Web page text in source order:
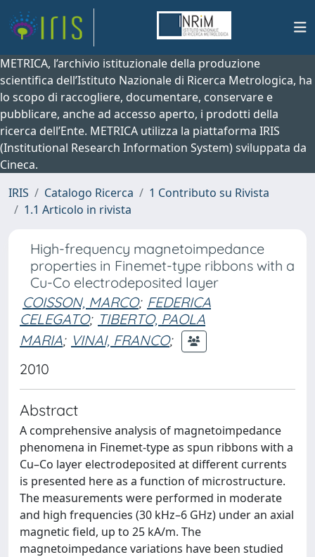
METRICA, l’archivio istituzionale della produzione
scientifica dell’Istituto Nazionale di Ricerca Metrologica, ha
lo scopo di raccogliere, documentare, conservare e
pubblicare, anche ad accesso aperto, i prodotti della
ricerca dell’Ente. METRICA utilizza la piattaforma IRIS
(Institutional Research Information System) sviluppata da
Cineca.
IRIS
Catalogo Ricerca
1 Contributo su Rivista
1.1 Articolo in rivista
High-frequency magnetoimpedance
properties in Finemet-type ribbons with a
Cu-Co electrodeposited layer
COISSON, MARCO; FEDERICA
CELEGATO; TIBERTO, PAOLA
MARIA; VINAI, FRANCO;
2010
Abstract
A comprehensive analysis of magnetoimpedance
phenomena in Finemet-type as spun ribbons with a
Cu–Co layer electrodeposited at different currents
is presented here as a function of microstructure.
The measurements were performed in moderate
and high frequencies (30 kHz–6 GHz) under an axial
magnetic field, up to 25 kA/m. The
magnetoimpedance variations have been studied